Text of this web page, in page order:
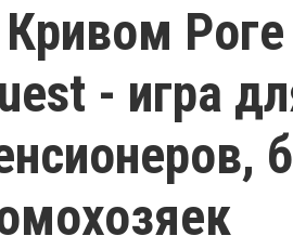
Роге
- игра